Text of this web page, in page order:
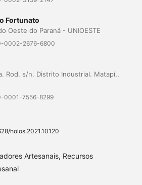
Fortunato
Oeste do Paraná - UNIOESTE
0002-2676-6800
Rod. s/n. Distrito Industrial. Matapí,,
0001-7556-8299
holos.2021.10120
Artesanais, Recursos